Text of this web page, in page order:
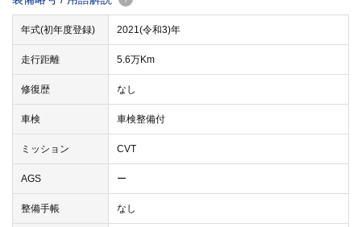
年式(初年度登録) 2021(令和3)年
走行距離 5.6万Km
修復歴 なし
車検 車検整備付
ミッション CVT
AGS ー
整備手帳 なし